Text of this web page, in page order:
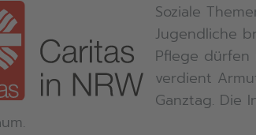
Soziale
Jugendliche
Pflege dürfen
verdient
Ganztag. Die